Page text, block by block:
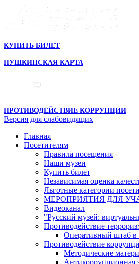
КУПИТЬ БИЛЕТ
ПУШКИНСКАЯ КАРТА
ПРОТИВОДЕЙСТВИЕ КОРРУПЦИИ
Версия для слабовидящих
Главная
Посетителям
Правила посещения
Наши музеи
Купить билет
Независимая оценка
Льготные категории
МЕРОПРИЯТИЯ ДЛЯ
Видеоканал
"Русский музей:
Противодействие
Оперативный штаб в
Противодействие
Методические
Антикоррупционная